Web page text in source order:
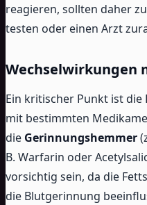
reagieren, sollten daher
testen oder einen Arzt
Wechselwirkungen
Ein kritischer Punkt ist
mit bestimmten
die Gerinnungshemmer
B. Warfarin oder
vorsichtig sein, da die
die Blutgerinnung